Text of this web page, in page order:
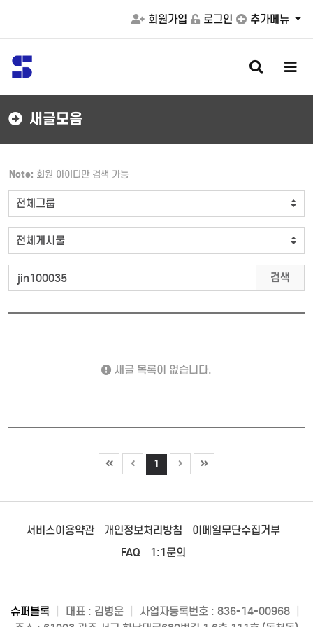
회원가입 로그인 추가메뉴
검
색
버
메
버
새글모음
Note: 회원 아이디만 검색 가능
검색
새글 목록이 없습니다.
1
서비스이용약관 개인정보처리방침
이메일무단수집거부
FAQ
1:1문의
슈퍼블록 대표 : 김병운 사업자등록번호 : 836-14-00968